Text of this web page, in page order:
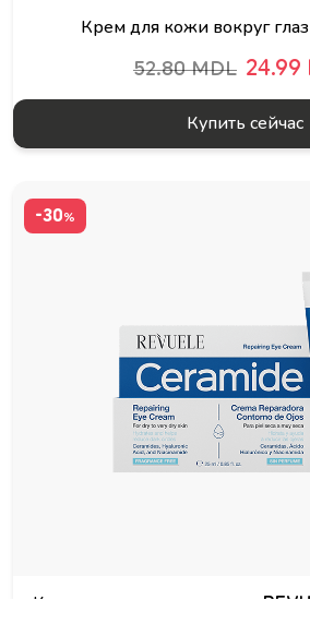
Крем для кожи вокруг
52.80 MDL 24.99
Купить сейчас
-30%
Крем для зоны вокруг глаз